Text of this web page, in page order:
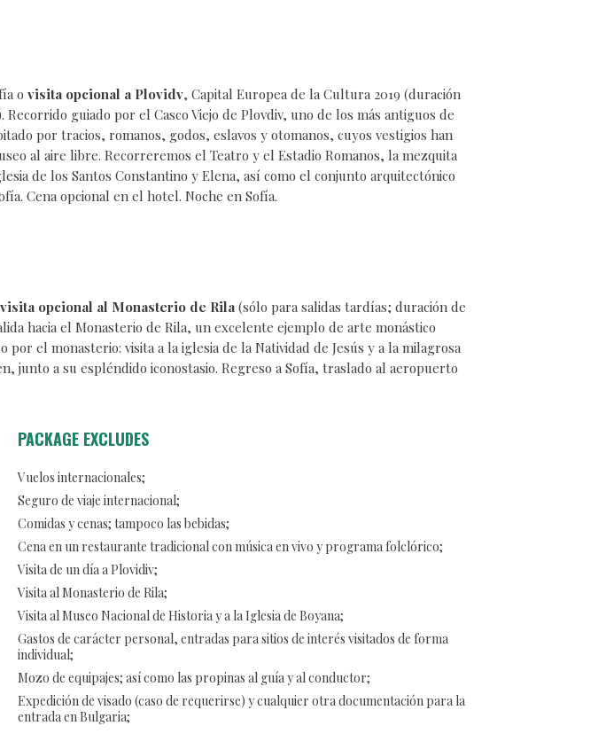
o visita opcional a Plovidv, Capital Europea de la Cultura 2019 (duración
Recorrido guiado por el Casco Viejo de Plovdiv, uno de los más antiguos de
por tracios, romanos, godos, eslavos y otomanos, cuyos vestigios han
al aire libre. Recorreremos el Teatro y el Estadio Romanos, la mezquita
de los Santos Constantino y Elena, así como el conjunto arquitectónico
Cena opcional en el hotel. Noche en Sofía.
visita opcional al Monasterio de Rila (sólo para salidas tardías; duración de
hacia el Monasterio de Rila, un excelente ejemplo de arte monástico
por el monasterio: visita a la iglesia de la Natividad de Jesús y a la milagrosa
junto a su espléndido iconostasio. Regreso a Sofía, traslado al aeropuerto
PACKAGE EXCLUDES
Vuelos internacionales;
Seguro de viaje internacional;
Comidas y cenas; tampoco las bebidas;
Cena en un restaurante tradicional con música en vivo y programa folclórico;
Visita de un día a Plovidiv;
Visita al Monasterio de Rila;
Visita al Museo Nacional de Historia y a la Iglesia de Boyana;
Gastos de carácter personal, entradas para sitios de interés visitados de forma
individual;
Mozo de equipajes; así como las propinas al guía y al conductor;
Expedición de visado (caso de requerirse) y cualquier otra documentación para la
entrada en Bulgaria;